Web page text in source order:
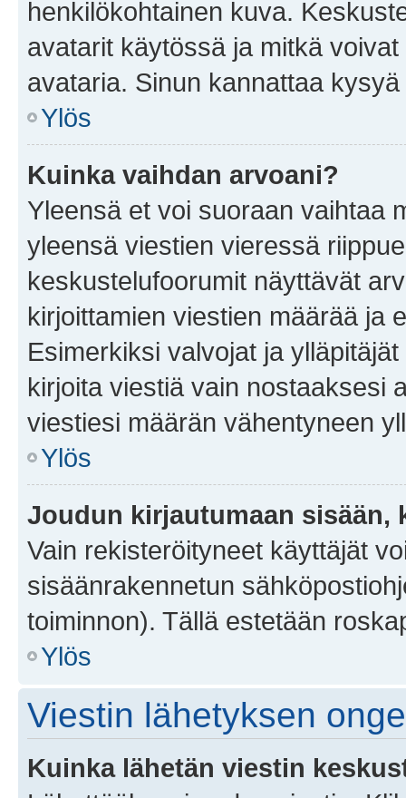
henkilökohtainen kuva.
avatarit käytössä ja mitkä
avataria. Sinun kannattaa
Ylös
Kuinka vaihdan arvoani?
Yleensä et voi suoraan vaihtaa
yleensä viestien vieressä
keskustelufoorumit näyttävät
kirjoittamien viestien määrää ja
Esimerkiksi valvojat ja
kirjoita viestiä vain nostaaksesi
viestiesi määrän vähentyneen
Ylös
Joudun kirjautumaan sisään,
Vain rekisteröityneet käyttäjät
sisäänrakennetun
toiminnon). Tällä estetään
Ylös
Viestin lähetyksen
Kuinka lähetän viestin